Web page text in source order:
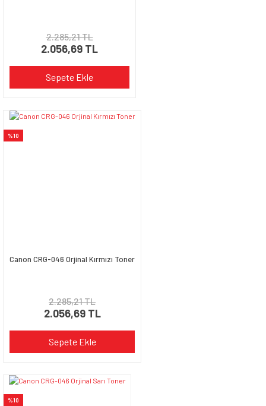
2.285,21 TL
2.056,69 TL
Sepete Ekle
%10
Canon CRG-046 Orjinal Kırmızı Toner
2.285,21 TL
2.056,69 TL
Sepete Ekle
%10